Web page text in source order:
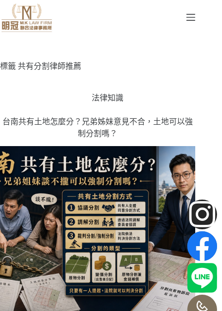
標籤 共有分割律師推薦
法律知識
台南共有土地怎麼分？兄弟姊妹意見不合，土地可以強
制分割嗎？